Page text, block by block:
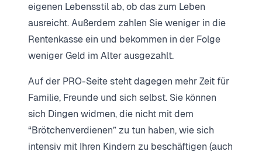
eigenen Lebensstil ab, ob das zum Leben
ausreicht. Außerdem zahlen Sie weniger in die
Rentenkasse ein und bekommen in der Folge
weniger Geld im Alter ausgezahlt.
Auf der PRO-Seite steht dagegen mehr Zeit für
Familie, Freunde und sich selbst. Sie können
sich Dingen widmen, die nicht mit dem
“Brötchenverdienen” zu tun haben, wie sich
intensiv mit Ihren Kindern zu beschäftigen (auch